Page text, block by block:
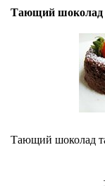
Тающий
Тающий шоколад